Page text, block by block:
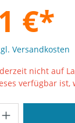
€*
Versandkosten
nicht auf
verfügbar
Gib